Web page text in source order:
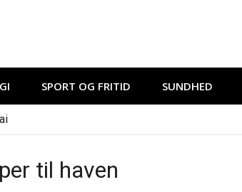
SPORT OG FRITID SUNDHED
til haven